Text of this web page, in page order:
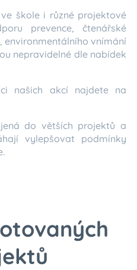
škole i různé projektové
prevence, čtenářské
vnímání
nepravidelné dle nabídek
našich akcí najdete na
do větších projektů a
vylepšovat podmínky